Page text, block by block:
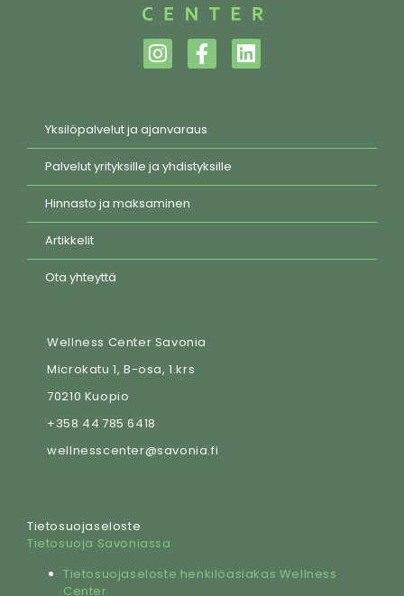
Yksilöpalvelut ja ajanvaraus
Palvelut yrityksille ja yhdistyksille
Hinnasto ja maksaminen
Artikkelit
Ota yhteyttä
Wellness Center Savonia
Microkatu 1, B-osa, 1.krs
70210 Kuopio
+358 44 785 6418
wellnesscenter@savonia.fi
Tietosuojaseloste
Tietosuoja Savoniassa
Tietosuojaseloste henkilöasiakas Wellness
Center